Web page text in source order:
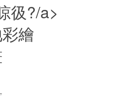
彶?/a>
繪